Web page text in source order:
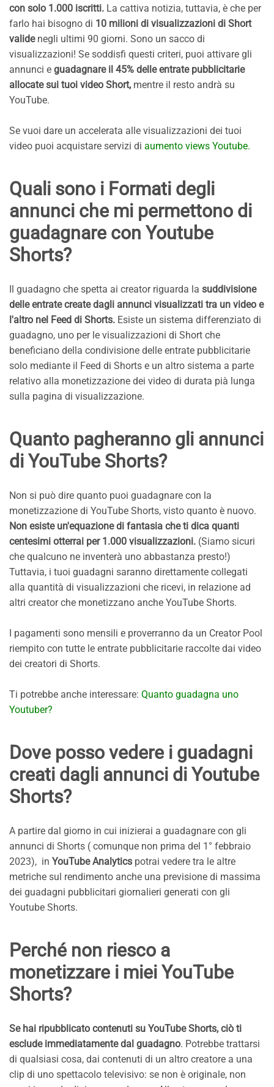
con solo 1.000 iscritti. La cattiva notizia, tuttavia, è che per
farlo hai bisogno di 10 milioni di visualizzazioni di Short
validenegli ultimi 90 giorni. Sono un sacco di
visualizzazioni! Se soddisfi questi criteri, puoi attivare gli
annunci e guadagnare il 45% delle entrate pubblicitarie
allocate sui tuoi video Short, mentre il resto andrà su
YouTube.
Se vuoi dare un accelerata alle visualizzazioni dei tuoi
video puoi acquistare servizi di aumento views Youtube.
Quali sono i Formati degli
annunci che mi permettono di
guadagnare con Youtube
Shorts?
Il guadagno che spetta ai creator riguarda la suddivisione
delle entrate create dagli annunci visualizzati tra un video e
l'altro nel Feed di Shorts. Esiste un sistema differenziato di
guadagno, uno per le visualizzazioni di Short che
beneficiano della condivisione delle entrate pubblicitarie
solo mediante il Feed di Shorts e un altro sistema a parte
relativo alla monetizzazione dei video di durata pià lunga
sulla pagina di visualizzazione.
Quanto pagheranno gli annunci
di YouTube Shorts?
Non si può dire quanto puoi guadagnare con la
monetizzazione di YouTube Shorts, visto quanto è nuovo.
Non esiste un'equazione di fantasia che ti dica quanti
centesimi otterrai per 1.000 visualizzazioni. (Siamo sicuri
che qualcuno ne inventerà uno abbastanza presto!)
Tuttavia, i tuoi guadagni saranno direttamente collegati
alla quantità di visualizzazioni che ricevi, in relazione ad
altri creator che monetizzano anche YouTube Shorts.
I pagamenti sono mensili e proverranno da un Creator Pool
riempito con tutte le entrate pubblicitarie raccolte dai video
dei creatori di Shorts.
Ti potrebbe anche interessare: Quanto guadagna uno
Youtuber?
Dove posso vedere i guadagni
creati dagli annunci di Youtube
Shorts?
A partire dal giorno in cui inizierai a guadagnare con gli
annunci di Shorts ( comunque non prima del 1° febbraio
2023), in YouTube Analytics potrai vedere tra le altre
metriche sul rendimento anche una previsione di massima
dei guadagni pubblicitari giornalieri generati con gli
Youtube Shorts.
Perché non riesco a
monetizzare i miei YouTube
Shorts?
Se hai ripubblicato contenuti su YouTube Shorts, ciò ti
esclude immediatamente dal guadagno. Potrebbe trattarsi
di qualsiasi cosa, dai contenuti di un altro creatore a una
clip di uno spettacolo televisivo: se non è originale, non